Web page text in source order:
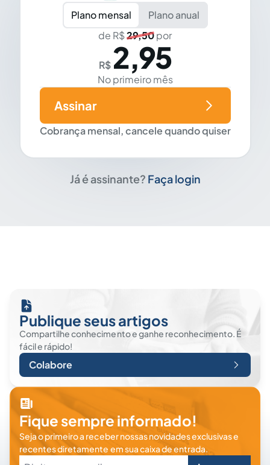
Plano mensal
Plano anual
de R$29,50por
R$ 2,95
No primeiro mês
Cobrança mensal, cancele quando quiser
Assinar
Já é assinante? Faça login
Publique seus artigos
Compartilhe conhecimento e ganhe reconhecimento. É
fácil e rápido!
Colabore
Fique sempre informado!
Seja o primeiro a receber nossas novidades exclusivas e
recentes diretamente em sua caixa de entrada.